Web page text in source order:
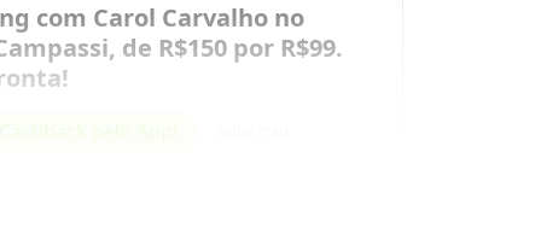
com Carol Carvalho no
de R$150 por R$99.
pelo App!